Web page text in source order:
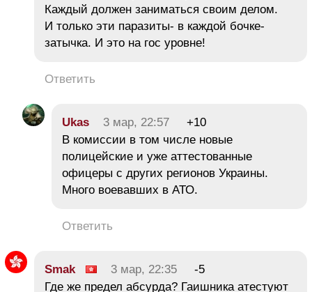
Каждый должен заниматься своим делом.
И только эти паразиты- в каждой бочке-
затычка. И это на гос уровне!
Ответить
Ukas 3 мар, 22:57
+10
В комиссии в том числе новые
полицейские и уже аттестованные
офицеры с других регионов Украины.
Много воевавших в АТО.
Ответить
Smak 3 мар, 22:35
-5
Где же предел абсурда? Гаишника атестуют